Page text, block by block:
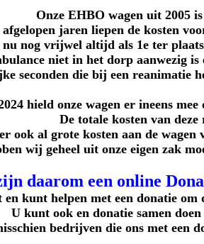
Onze EHBO wagen uit 2005
afgelopen jaren liepen de kosten
nog vrijwel altijd als 1e ter
niet in het dorp aanwezig
seconden die bij een reanimatie
hield onze wagen er ineens
De totale kosten van
ook al grote kosten aan de
wij geheel uit onze eigen zak
daarom een online
kunt helpen met een donatie
U kunt ook en donatie samen
bedrijven die ons met een